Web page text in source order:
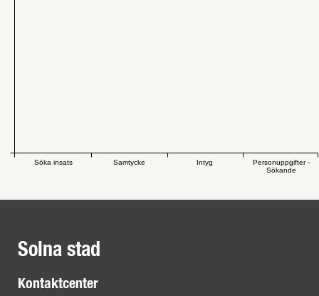
Söka insats Samtycke Intyg
Personuppgifter -
Sökande
Solna stad
Kontaktcenter